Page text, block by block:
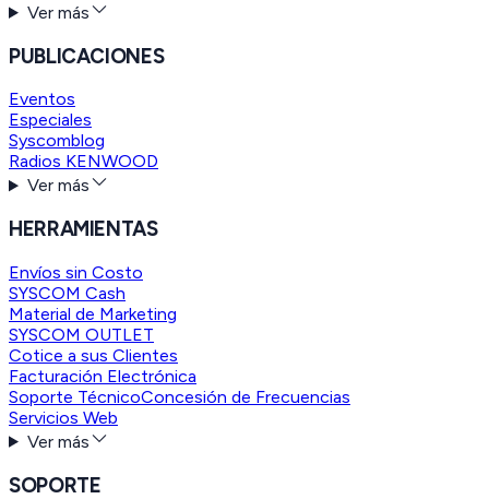
Ver más
PUBLICACIONES
Eventos
Especiales
Syscomblog
Radios KENWOOD
Ver más
HERRAMIENTAS
Envíos sin Costo
SYSCOM Cash
Material de Marketing
SYSCOM OUTLET
Cotice a sus Clientes
Facturación Electrónica
Soporte TécnicoConcesión de Frecuencias
Servicios Web
Ver más
SOPORTE